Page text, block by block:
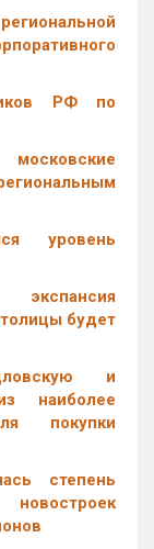
РФ по
уровень
будет
и
наиболее
покупки
степень